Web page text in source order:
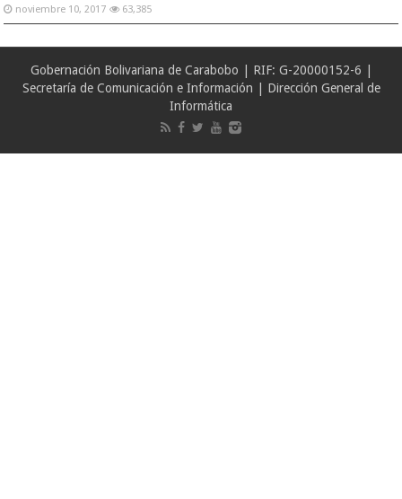
noviembre 10, 2017 63,385
Gobernación Bolivariana de Carabobo | RIF: G-20000152-6 |
Secretaría de Comunicación e Información | Dirección General de
Informática